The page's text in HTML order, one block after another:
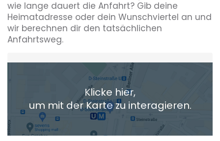
wie lange dauert die Anfahrt? Gib deine
Heimatadresse oder dein Wunschviertel an und
wir berechnen dir den tatsächlichen
Anfahrtsweg.
Heimatadresse oder Wunschort
+ Aktuellen Standort hinzufügen
Die berechneten Anreisezeiten basieren auf den
Verkehrsdaten eines typischen Dienstag morgens um 8:30.
Klicke hier,
um mit der Karte zu interagieren.